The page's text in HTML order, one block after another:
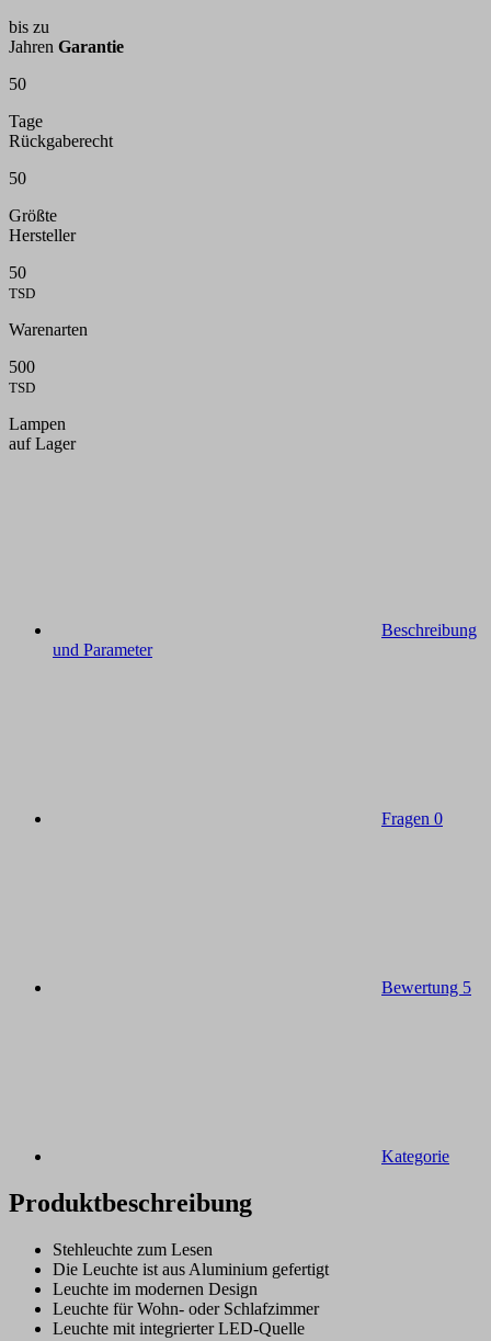
bis zu
Jahren Garantie
50
Tage
Rückgaberecht
50
Größte
Hersteller
50
TSD
Warenarten
500
TSD
Lampen
auf Lager
Beschreibung
und Parameter
Fragen 0
Bewertung 5
Kategorie
Produktbeschreibung
Stehleuchte zum Lesen
Die Leuchte ist aus Aluminium gefertigt
Leuchte im modernen Design
Leuchte für Wohn- oder Schlafzimmer
Leuchte mit integrierter LED-Quelle